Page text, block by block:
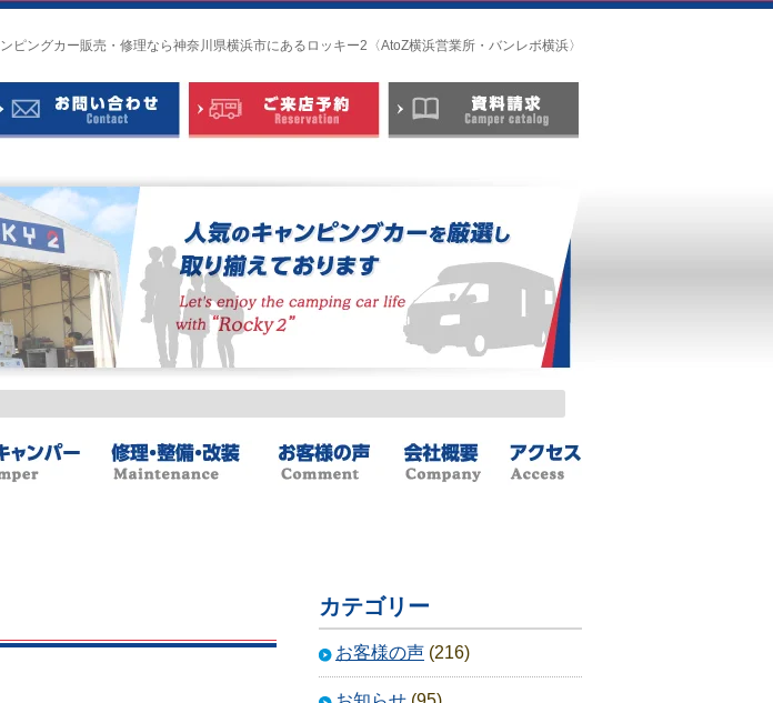
ピングカー販売・修理なら神奈川県横浜市にあるロッキー2〈AtoZ横浜営業所・バンレボ横浜〉
カテゴリー
お客様の声 (216)